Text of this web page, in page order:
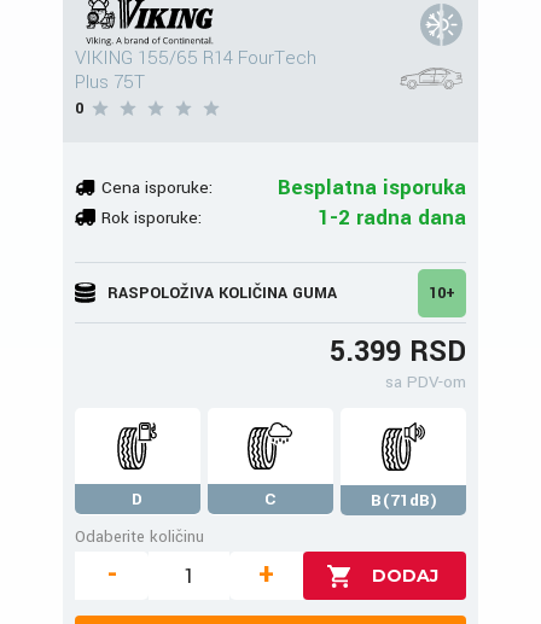
VIKING 155/65 R14 FourTech
Plus 75T
0
Cena isporuke: Besplatna isporuka
Rok isporuke: 1-2 radna dana
RASPOLOŽIVA KOLIČINA GUMA 10+
5.399 RSD
sa PDV-om
D C
B(71dB)
Odaberite količinu
- +